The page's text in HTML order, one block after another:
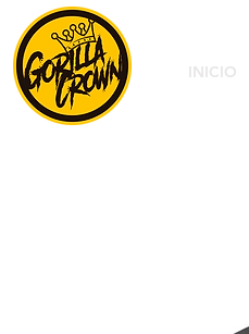
INICIO